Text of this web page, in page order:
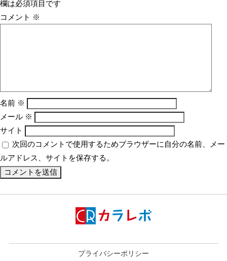
欄は必須項目です
コメント ※
名前 ※
メール ※
サイト
次回のコメントで使用するためブラウザーに自分の名前、メー
ルアドレス、サイトを保存する。
プライバシーポリシー